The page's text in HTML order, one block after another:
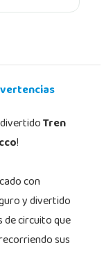
Tren
!
con
y divertido
circuito que
sus